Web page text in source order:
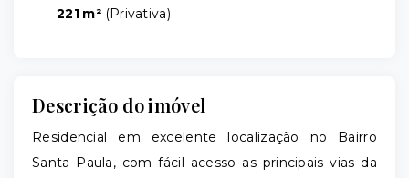
221 m² (Privativa)
Descrição do imóvel
Residencial em excelente localização no Bairro
Santa Paula, com fácil acesso as principais vias da